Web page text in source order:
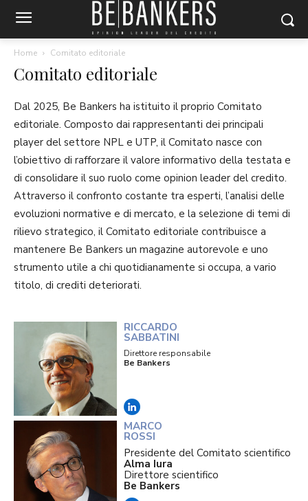
Home Comitato editoriale
Comitato editoriale
Dal 2025, Be Bankers ha istituito il proprio Comitato
editoriale. Composto dai rappresentanti dei principali
player del settore NPL e UTP, il Comitato nasce con
l’obiettivo di rafforzare il valore informativo della testata e
di consolidare il suo ruolo come opinion leader del credito.
Attraverso il confronto costante tra esperti, l’analisi delle
evoluzioni normative e di mercato, e la selezione di temi di
rilievo strategico, il Comitato editoriale contribuisce a
mantenere Be Bankers un magazine autorevole e uno
strumento utile a chi quotidianamente si occupa, a vario
titolo, di crediti deteriorati.
RICCARDO
SABBATINI
Direttore responsabile
Be Bankers
MARCO
ROSSI
Presidente del Comitato scientifico
Alma Iura
Direttore scientifico
Be Bankers